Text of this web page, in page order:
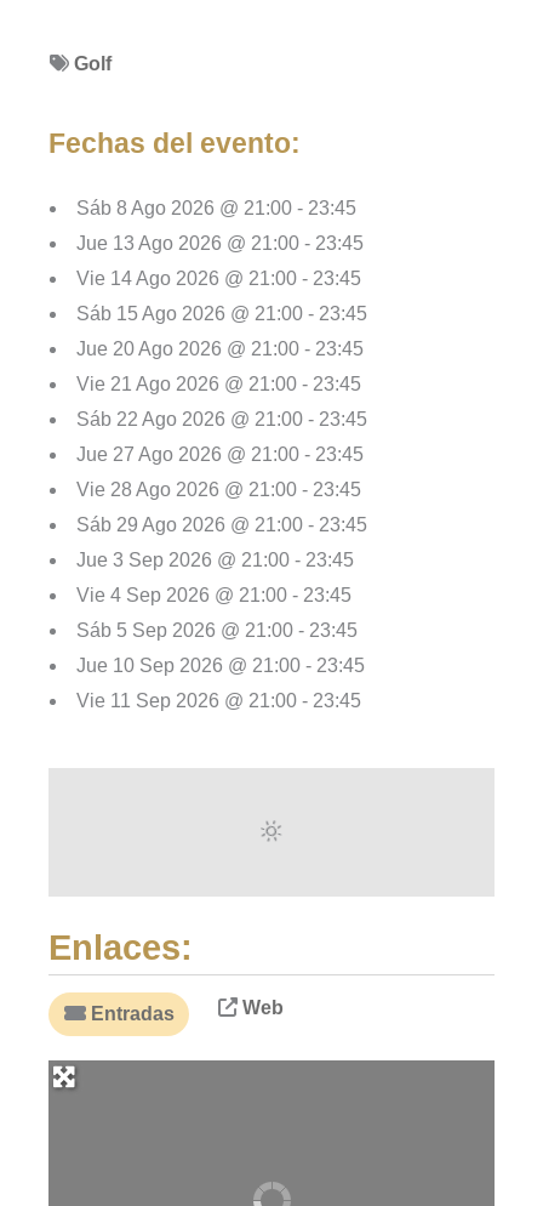
Golf
Fechas del evento:
Sáb 8 Ago 2026 @ 21:00 - 23:45
Jue 13 Ago 2026 @ 21:00 - 23:45
Vie 14 Ago 2026 @ 21:00 - 23:45
Sáb 15 Ago 2026 @ 21:00 - 23:45
Jue 20 Ago 2026 @ 21:00 - 23:45
Vie 21 Ago 2026 @ 21:00 - 23:45
Sáb 22 Ago 2026 @ 21:00 - 23:45
Jue 27 Ago 2026 @ 21:00 - 23:45
Vie 28 Ago 2026 @ 21:00 - 23:45
Sáb 29 Ago 2026 @ 21:00 - 23:45
Jue 3 Sep 2026 @ 21:00 - 23:45
Vie 4 Sep 2026 @ 21:00 - 23:45
Sáb 5 Sep 2026 @ 21:00 - 23:45
Jue 10 Sep 2026 @ 21:00 - 23:45
Vie 11 Sep 2026 @ 21:00 - 23:45
Enlaces:
Entradas Web